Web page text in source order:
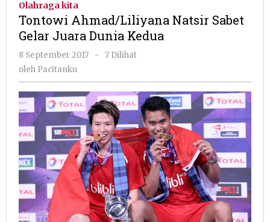
Gelar
Juara
Olahraga kita
Tontowi Ahmad/Liliyana Natsir Sabet
Gelar Juara Dunia Kedua
8 September 2017
oleh
-
7 Dilihat
oleh Pacitanku